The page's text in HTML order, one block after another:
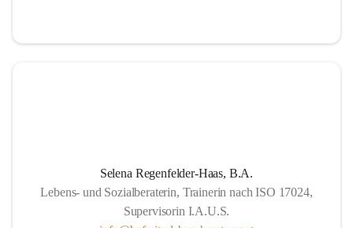
Selena Regenfelder-Haas, B.A.
Lebens- und Sozialberaterin, Trainerin nach ISO 17024,
Supervisorin I.A.U.S.